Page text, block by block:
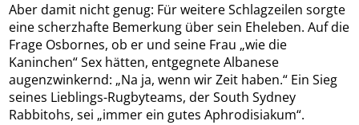
Aber damit nicht genug: Für weitere Schlagzeilen sorgte
eine scherzhafte Bemerkung über sein Eheleben. Auf die
Frage Osbornes, ob er und seine Frau „wie die
Kaninchen“ Sex hätten, entgegnete Albanese
augenzwinkernd: „Na ja, wenn wir Zeit haben.“ Ein Sieg
seines Lieblings-Rugbyteams, der South Sydney
Rabbitohs, sei „immer ein gutes Aphrodisiakum“.